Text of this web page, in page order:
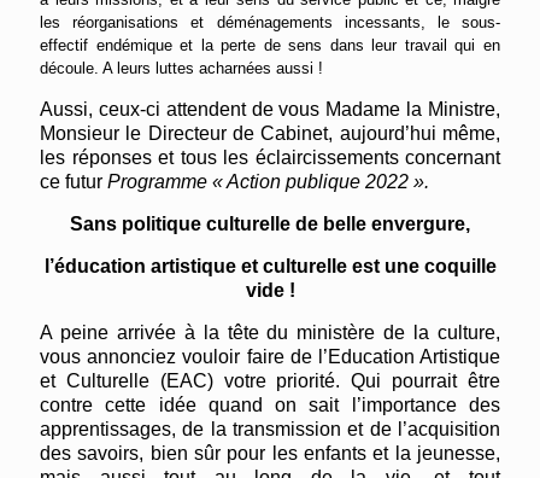
les réorganisations et déménagements incessants, le sous-
effectif endémique et la perte de sens dans leur travail qui en
découle. A leurs luttes acharnées aussi !
Aussi, ceux-ci attendent de vous Madame la Ministre,
Monsieur le Directeur de Cabinet, aujourd’hui même,
les réponses et tous les éclaircissements concernant
ce futur Programme « Action publique 2022 ».
Sans politique culturelle de belle envergure,
l’éducation artistique et culturelle est une coquille
vide !
A peine arrivée à la tête du ministère de la culture,
vous annonciez vouloir faire de l’Education Artistique
et Culturelle (EAC) votre priorité. Qui pourrait être
contre cette idée quand on sait l’importance des
apprentissages, de la transmission et de l’acquisition
des savoirs, bien sûr pour les enfants et la jeunesse,